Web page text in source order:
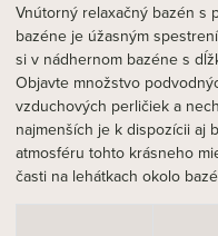
Vnútorný relaxačný bazén s
bazéne je úžasným
si v nádhernom bazéne s
Objavte množstvo
vzduchových perličiek a
najmenších je k dispozícii aj
atmosféru tohto krásneho
časti na lehátkach okolo